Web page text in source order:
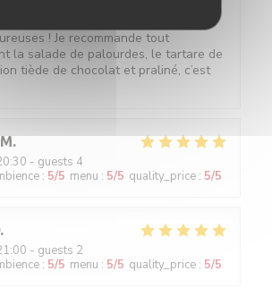
service efficace et surtout
! Je recommande tout
la salade de palourdes, le tartare de
tiède de chocolat et praliné, c’est
M
- guests 4
: 5/5 menu : 5/5 quality_price : 5/5
- guests 2
: 5/5 menu : 5/5 quality_price : 5/5